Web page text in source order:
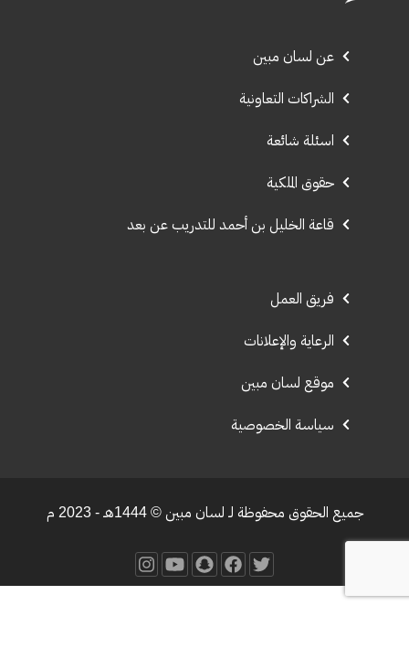
عن لسان مبين
الشراكات التعاونية
اسئلة شائعة
حقوق الملكية
قاعة الخليل بن أحمد للتدريب عن بعد
فريق العمل
الرعاية والإعلانات
موقع لسان مبين
سياسة الخصوصية
جميع الحقوق محفوظة لـ لسان مبين © 1444هـ - 2023 م